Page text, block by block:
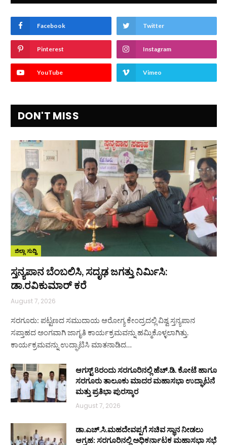
Facebook Twitter
Pinterest Instagram
YouTube Vimeo
DON'T MISS
ಜಿಲ್ಲಾ ಸುದ್ದಿ
ಸ್ತನ್ಯಪಾನ ಬೆಂಬಲಿಸಿ, ಸದೃಢ ಜಗತ್ತು ನಿರ್ಮಿಸಿ:
ಡಾ.ರವಿಕುಮಾರ್ ಕರೆ
August 7, 2026
ಸರಗೂರು: ಪಟ್ಟಣದ ಸಮುದಾಯ ಆರೋಗ್ಯ ಕೇಂದ್ರದಲ್ಲಿ ವಿಶ್ವ ಸ್ತನ್ಯಪಾನ
ಸಪ್ತಾಹದ ಅಂಗವಾಗಿ ಜಾಗೃತಿ ಕಾರ್ಯಕ್ರಮವನ್ನು ಹಮ್ಮಿಕೊಳ್ಳಲಾಗಿತ್ತು.
ಕಾರ್ಯಕ್ರಮವನ್ನು ಉದ್ಘಾಟಿಸಿ ಮಾತನಾಡಿದ…
ಆಗಸ್ಟ್ 8ರಂದು ಸರಗೂರಿನಲ್ಲಿ ಹೆಚ್.ಡಿ. ಕೋಟೆ ಹಾಗೂ
ಸರಗೂರು ತಾಲೂಕು ಮಾದರ ಮಹಾಸಭಾ ಉದ್ಘಾಟನೆ
ಮತ್ತು ಪ್ರತಿಭಾ ಪುರಸ್ಕಾರ
August 7, 2026
ಡಾ.ಎಚ್.ಸಿ.ಮಹದೇವಪ್ಪಗೆ ಸಚಿವ ಸ್ಥಾನ ನೀಡಲು
ಆಗ್ರಹ: ಸರಗೂರಿನಲ್ಲಿ ಅಧಿಕರ್ನಾಟಕ ಮಹಾಸಭಾ ಸಭೆ